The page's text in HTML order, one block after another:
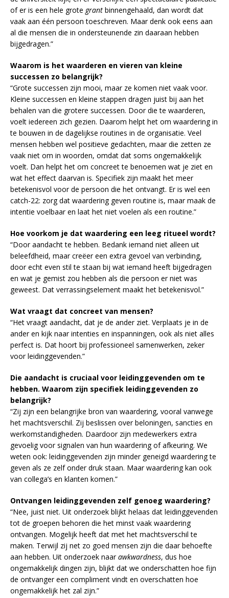
of er is een hele grote grant binnengehaald, dan wordt dat
vaak aan één persoon toeschreven. Maar denk ook eens aan
al die mensen die in ondersteunende zin daaraan hebben
bijgedragen.”
Waarom is het waarderen en vieren van kleine
successen zo belangrijk?
“Grote successen zijn mooi, maar ze komen niet vaak voor.
Kleine successen en kleine stappen dragen juist bij aan het
behalen van die grotere successen. Door die te waarderen,
voelt iedereen zich gezien. Daarom helpt het om waardering in
te bouwen in de dagelijkse routines in de organisatie. Veel
mensen hebben wel positieve gedachten, maar die zetten ze
vaak niet om in woorden, omdat dat soms ongemakkelijk
voelt. Dan helpt het om concreet te benoemen wat je ziet en
wat het effect daarvan is. Specifiek zijn maakt het meer
betekenisvol voor de persoon die het ontvangt. Er is wel een
catch-22: zorg dat waardering geven routine is, maar maak de
intentie voelbaar en laat het niet voelen als een routine.”
Hoe voorkom je dat waardering een leeg ritueel wordt?
“Door aandacht te hebben. Bedank iemand niet alleen uit
beleefdheid, maar creëer een extra gevoel van verbinding,
door echt even stil te staan bij wat iemand heeft bijgedragen
en wat je gemist zou hebben als die persoon er niet was
geweest. Dat verrassingselement maakt het betekenisvol.”
Wat vraagt dat concreet van mensen?
“Het vraagt aandacht, dat je de ander ziet. Verplaats je in de
ander en kijk naar intenties en inspanningen, ook als niet alles
perfect is. Dat hoort bij professioneel samenwerken, zeker
voor leidinggevenden.”
Die aandacht is cruciaal voor leidinggevenden om te
hebben. Waarom zijn specifiek leidinggevenden zo
belangrijk?
“Zij zijn een belangrijke bron van waardering, vooral vanwege
het machtsverschil. Zij beslissen over beloningen, sancties en
werkomstandigheden. Daardoor zijn medewerkers extra
gevoelig voor signalen van hun waardering of afkeuring. We
weten ook: leidinggevenden zijn minder geneigd waardering te
geven als ze zelf onder druk staan. Maar waardering kan ook
van collega’s en klanten komen.”
Ontvangen leidinggevenden zelf genoeg waardering?
“Nee, juist niet. Uit onderzoek blijkt helaas dat leidinggevenden
tot de groepen behoren die het minst vaak waardering
ontvangen. Mogelijk heeft dat met het machtsverschil te
maken. Terwijl zij net zo goed mensen zijn die daar behoefte
aan hebben. Uit onderzoek naarawkwardness, dus hoe
ongemakkelijk dingen zijn, blijkt dat we onderschatten hoe fijn
de ontvanger een compliment vindt en overschatten hoe
ongemakkelijk het zal zijn.”